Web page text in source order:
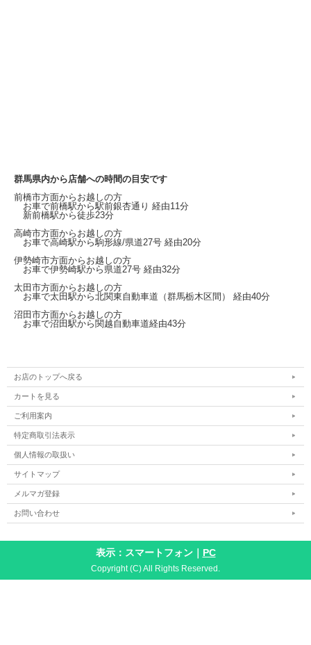
群馬県内から店舗への時間の目安です
前橋市方面からお越しの方
お車で前橋駅から駅前銀杏通り 経由11分
新前橋駅から徒歩23分
高崎市方面からお越しの方
お車で高崎駅から駒形線/県道27号 経由20分
伊勢崎市方面からお越しの方
お車で伊勢崎駅から 県道27号 経由32分
太田市方面からお越しの方
お車で太田駅から北関東自動車道（群馬栃木区間）
経由40分
沼田市方面からお越しの方
お車で沼田駅から関越自動車道経由43分
お店のトップへ戻る
カートを見る
ご利用案内
特定商取引法表示
個人情報の取扱い
サイトマップ
メルマガ登録
お問い合わせ
表示：スマートフォン｜ PC
Copyright (C) All Rights Reserved.